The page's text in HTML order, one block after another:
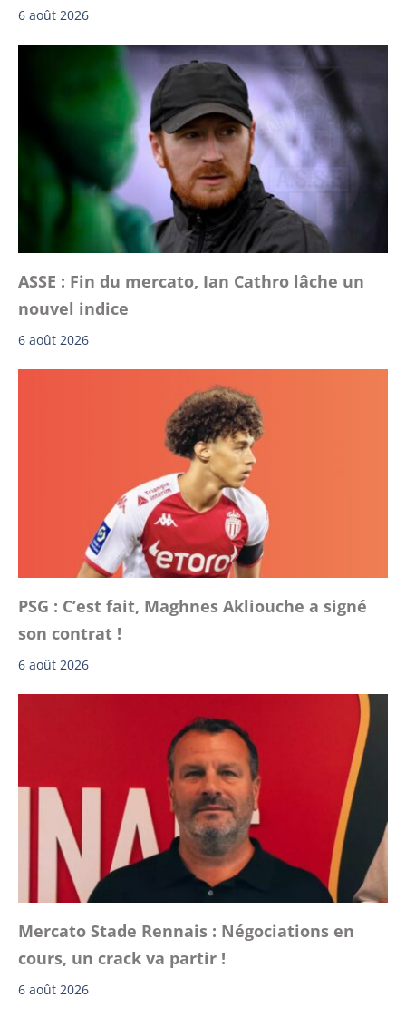
6 août 2026
ASSE : Fin du mercato, Ian Cathro lâche un
nouvel indice
6 août 2026
PSG : C’est fait, Maghnes Akliouche a signé
son contrat !
6 août 2026
Mercato Stade Rennais : Négociations en
cours, un crack va partir !
6 août 2026